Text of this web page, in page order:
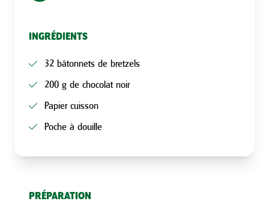
INGRÉDIENTS
32 bâtonnets de bretzels
200 g de chocolat noir
Papier cuisson
Poche à douille
PRÉPARATION